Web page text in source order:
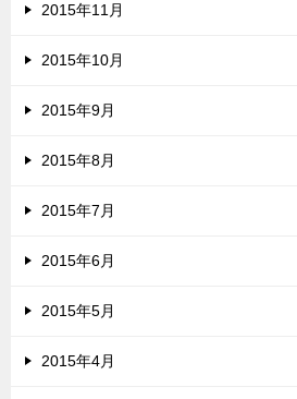
2015年11月
2015年10月
2015年9月
2015年8月
2015年7月
2015年6月
2015年5月
2015年4月